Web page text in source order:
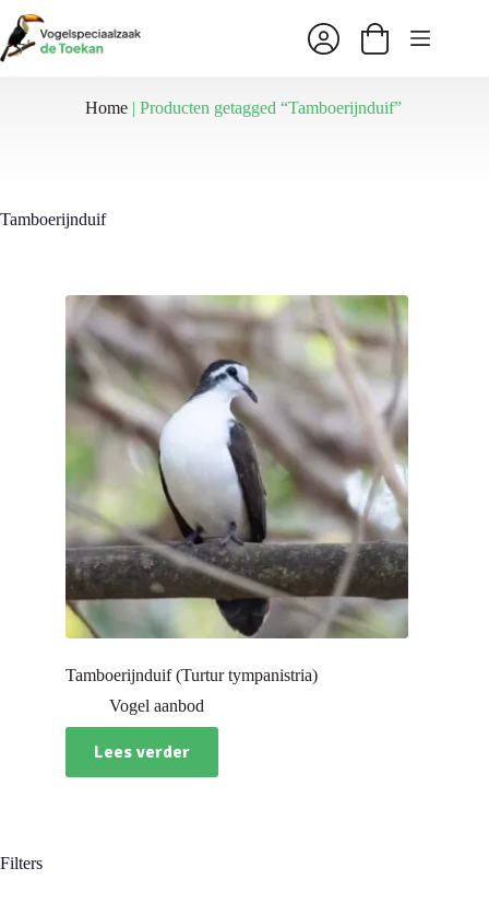
naar
de
inhoud
Winkelwagen
Home |Producten getagged “Tamboerijnduif”
Tamboerijnduif
Tamboerijnduif (Turtur tympanistria)
Vogel aanbod
Lees verder
Filters